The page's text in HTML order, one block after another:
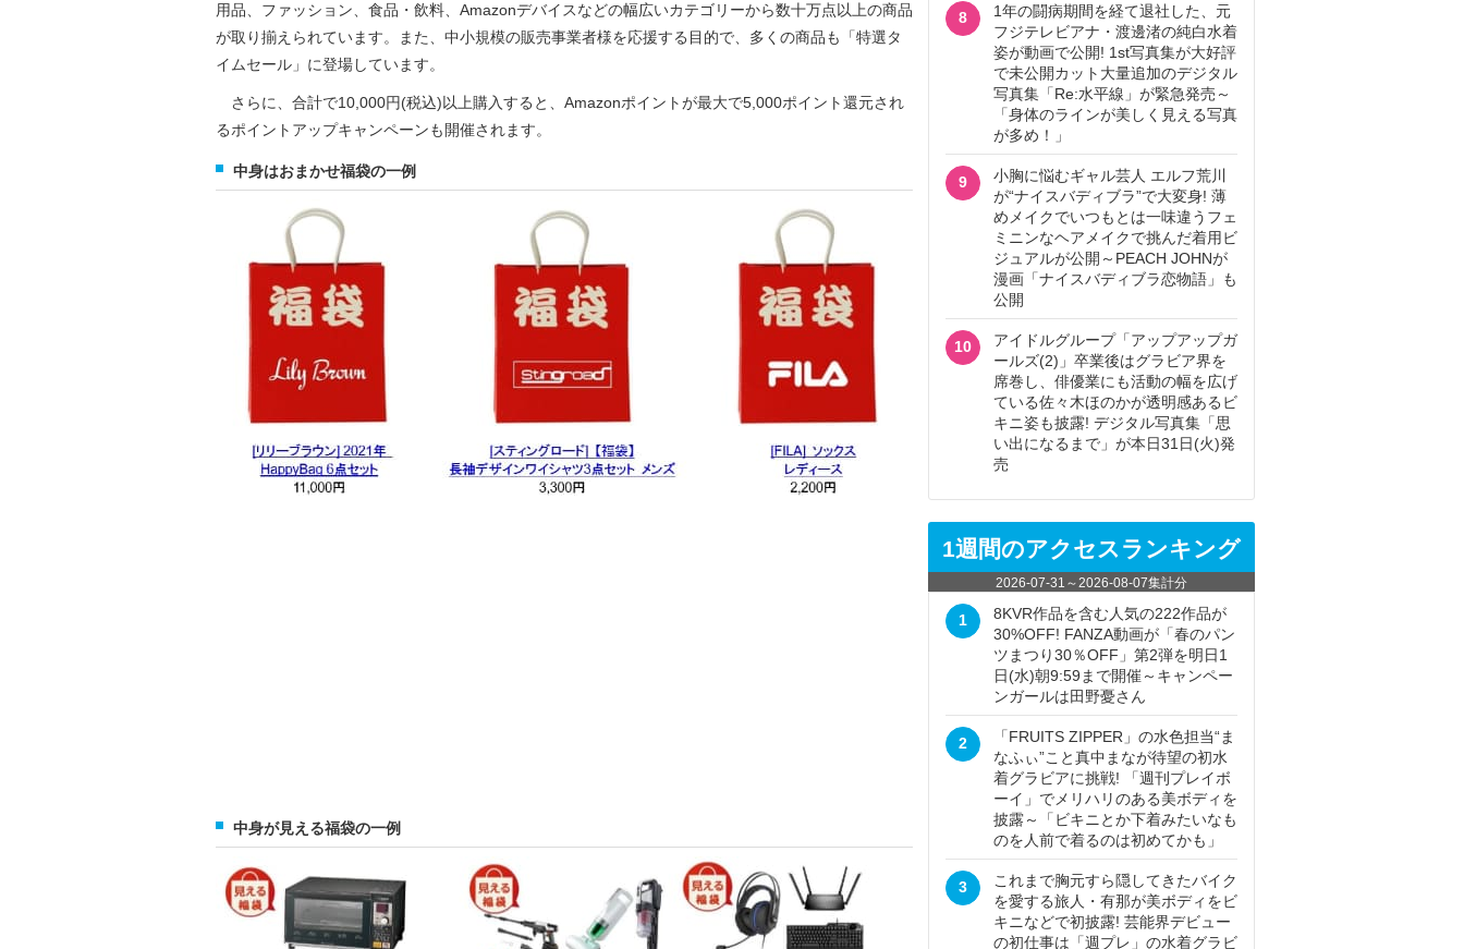
用品、ファッション、食品・飲料、Amazonデバイスなどの幅広いカテゴリーから数十万点以上の商品
が取り揃えられています。また、中小規模の販売事業者様を応援する目的で、多くの商品も「特選タ
イムセール」に登場しています。
さらに、合計で10,000円(税込)以上購入すると、Amazonポイントが最大で5,000ポイント還元され
るポイントアップキャンペーンも開催されます。
中身はおまかせ福袋の一例
中身が見える福袋の一例
8
1年の闘病期間を経て退社した、元
フジテレビアナ・渡邊渚の純白水着
姿が動画で公開! 1st写真集が大好評
で未公開カット大量追加のデジタル
写真集「Re:水平線」が緊急発売～
「身体のラインが美しく見える写真
が多め！」
9
小胸に悩むギャル芸人 エルフ荒川
が“ナイスバディブラ”で大変身! 薄
めメイクでいつもとは一味違うフェ
ミニンなヘアメイクで挑んだ着用ビ
ジュアルが公開～PEACH JOHNが
漫画「ナイスバディブラ恋物語」も
公開
10
アイドルグループ「アップアップガ
ールズ(2)」卒業後はグラビア界を
席巻し、俳優業にも活動の幅を広げ
ている佐々木ほのかが透明感あるビ
キニ姿も披露! デジタル写真集「思
い出になるまで」が本日31日(火)発
売
1週間のアクセスランキング
2026-07-31 ～2026-08-07集計分
1
8KVR作品を含む人気の222作品が
30%OFF! FANZA動画が「春のパン
ツまつり30％OFF」第2弾を明日1
日(水)朝9:59まで開催～キャンペー
ンガールは田野憂さん
2
「FRUITS ZIPPER」の水色担当“ま
なふぃ”こと真中まなが待望の初水
着グラビアに挑戦! 「週刊プレイボ
ーイ」でメリハリのある美ボディを
披露～「ビキニとか下着みたいなも
のを人前で着るのは初めてかも」
3
これまで胸元すら隠してきたバイク
を愛する旅人・有那が美ボディをビ
キニなどで初披露! 芸能界デビュー
の初仕事は「週プレ」の水着グラビ